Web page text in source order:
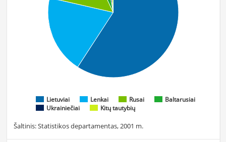
Lietuviai Lenkai Rusai
Baltarusiai
Ukrainiečiai
Kitų tautybių
Šaltinis: Statistikos departamentas, 2001 m.